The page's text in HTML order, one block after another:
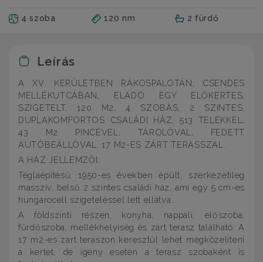
4 szoba 120 nm 2 fürdő
Leírás
A XV. KERÜLETBEN RÁKOSPALOTÁN, CSENDES
MELLÉKUTCÁBAN, ELADÓ EGY ELŐKERTES,
SZIGETELT, 120 M2, 4 SZOBÁS, 2 SZINTES,
DUPLAKOMFORTOS CSALÁDI HÁZ, 513 TELEKKEL,
43 M2 PINCÉVEL, TÁROLÓVAL, FEDETT
AUTÓBEÁLLÓVAL, 17 M2-ES ZÁRT TERASSZAL.
A HÁZ JELLEMZŐI:
Téglaépítésű, 1950-es években épült, szerkezetileg
masszív, belső 2 szintes családi ház, ami egy 5 cm-es
hungarocell szigeteléssel lett ellátva.
A földszinti részen, konyha, nappali, előszoba,
fürdőszoba, mellékhelyiség és zárt terasz található. A
17 m2-es zárt teraszon keresztül lehet megközelíteni
a kertet, de igény esetén a terasz szobaként is